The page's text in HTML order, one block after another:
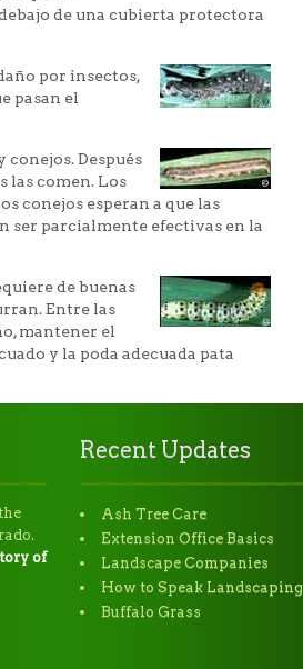
de una cubierta protectora
por insectos,
pasan el
Después
las comen. Los
conejos esperan a que las
ser parcialmente efectivas en la
de buenas
Entre las
mantener el
y la poda adecuada pata
of
Recent Updates
Ash Tree Care
Extension Office Basics
Landscape Companies
How to Speak Landscaping
Buffalo Grass